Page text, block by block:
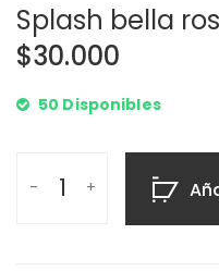
Splash bella
$30.000
50 Disponibles